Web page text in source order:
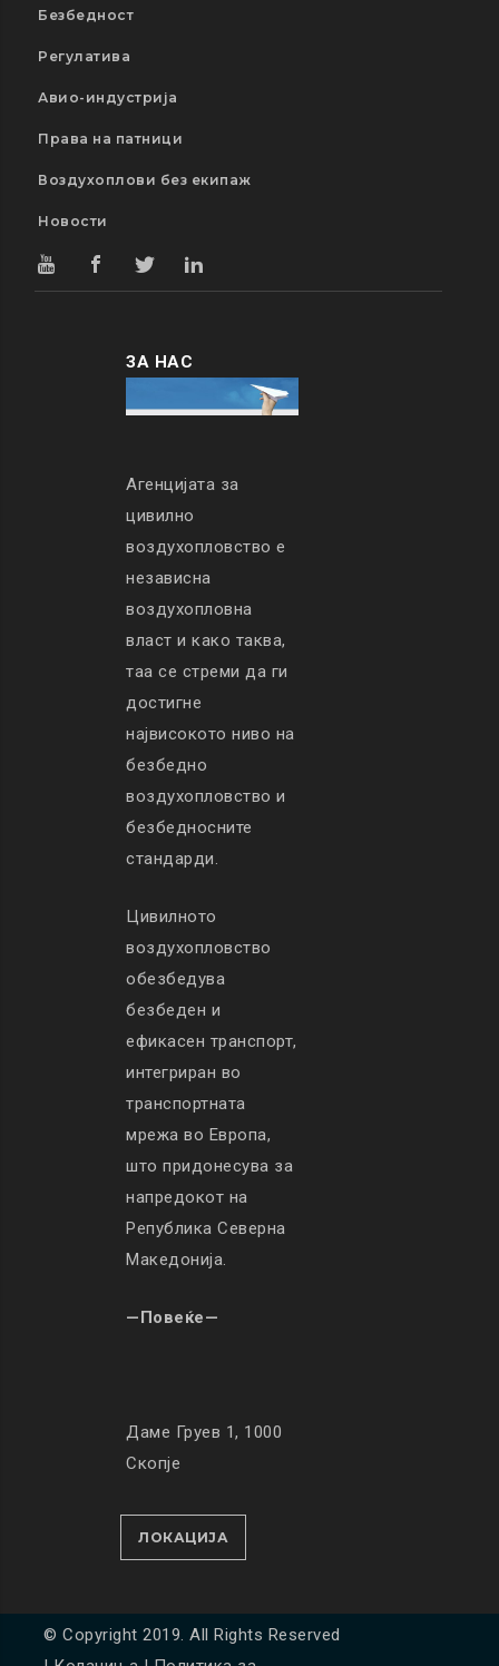
Безбедност
Регулатива
Авио-индустрија
Права на патници
Воздухоплови без екипаж
Новости
ЗА НАС
Агенцијата за
цивилно
воздухопловство е
независна
воздухопловна
власт и како таква,
таа се стреми да ги
достигне
највисокото ниво на
безбедно
воздухопловство и
безбедносните
стандарди.
Цивилното
воздухопловство
обезбедува
безбеден и
ефикасен транспорт,
интегриран во
транспортната
мрежа во Европа,
што придонесува за
напредокот на
Република Северна
Македонија.
—Повеќе—
Даме Груев 1, 1000
Скопје
ЛОКАЦИЈА
© Copyright 2019. All Rights Reserved